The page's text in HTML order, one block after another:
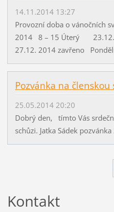
14.11.2014 13:27
Provozní doba o
2014 8 – 15 Úterý
27.12. 2014 zavřeno
Pozvánka na členskou
25.05.2014 20:20
Dobrý den, tímto Vás
schůzi. Jatka Sádek
Kontakt